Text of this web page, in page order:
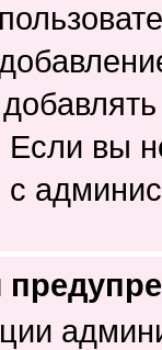
вы
с